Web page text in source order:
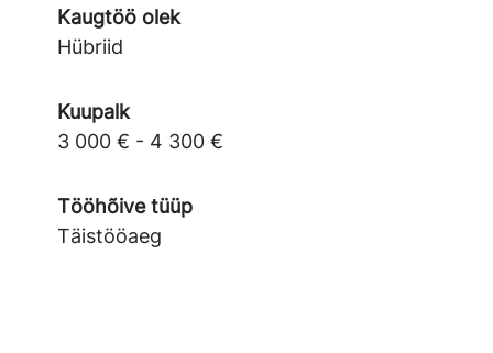
Kaugtöö olek
Hübriid
Kuupalk
3 000 € - 4 300 €
Tööhõive tüüp
Täistööaeg